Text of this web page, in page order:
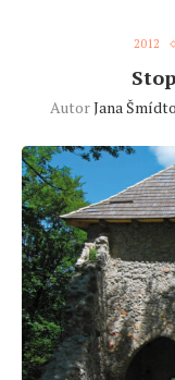
2012
AutorJana